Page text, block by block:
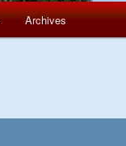
Archives